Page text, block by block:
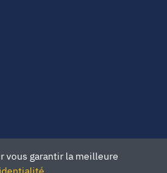
- 18h30
vous garantir la meilleure